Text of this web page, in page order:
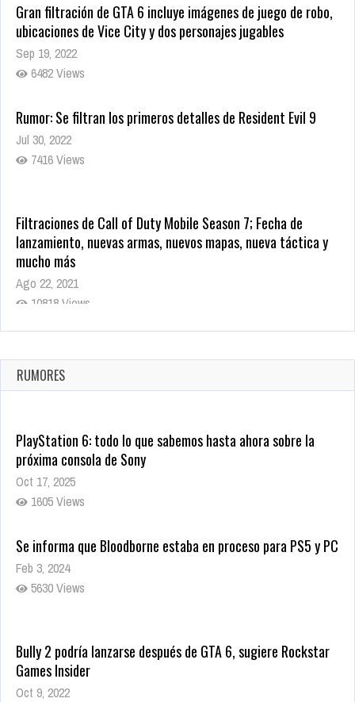
Gran filtración de GTA 6 incluye imágenes de juego de robo,
ubicaciones de Vice City y dos personajes jugables
Sep 19, 2022
6482 Views
Rumor: Se filtran los primeros detalles de Resident Evil 9
Jul 30, 2022
7416 Views
Filtraciones de Call of Duty Mobile Season 7; Fecha de
lanzamiento, nuevas armas, nuevos mapas, nueva táctica y
mucho más
Ago 22, 2021
10818 Views
La configuración de Call of Duty 2021 aparentemente ya fue
Ago 8, 2021
10003 Views
RUMORES
PlayStation 6: todo lo que sabemos hasta ahora sobre la
próxima consola de Sony
Oct 17, 2025
1605 Views
Se informa que Bloodborne estaba en proceso para PS5 y PC
Feb 3, 2024
5630 Views
Bully 2 podría lanzarse después de GTA 6, sugiere Rockstar
Games Insider
Oct 9, 2022